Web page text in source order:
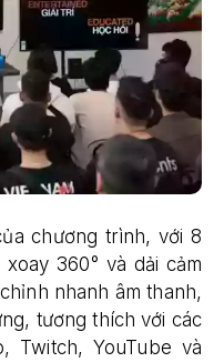
chương trình, với 8
360° và dải cảm
nhanh âm thanh,
tương thích với các
Twitch, YouTube và